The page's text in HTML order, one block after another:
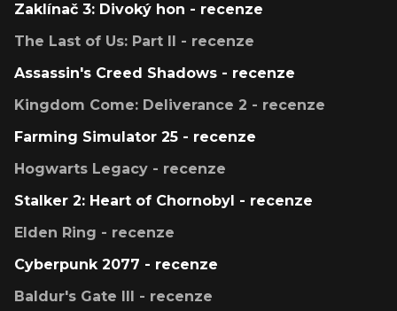
Zaklínač 3: Divoký hon - recenze
The Last of Us: Part II - recenze
Assassin's Creed Shadows - recenze
Kingdom Come: Deliverance 2 - recenze
Farming Simulator 25 - recenze
Hogwarts Legacy - recenze
Stalker 2: Heart of Chornobyl - recenze
Elden Ring - recenze
Cyberpunk 2077 - recenze
Baldur's Gate III - recenze